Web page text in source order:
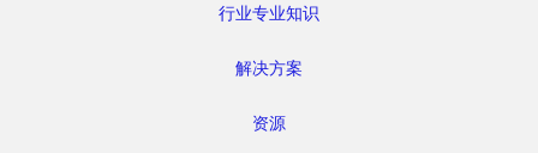
行业专业知识
解决方案
资源